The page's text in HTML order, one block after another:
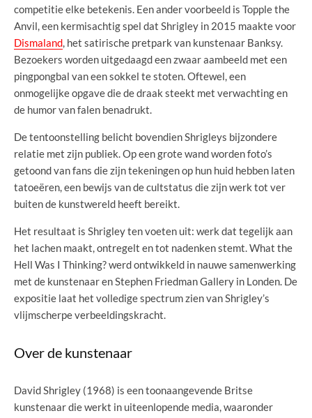
competitie elke betekenis. Een ander voorbeeld is Topple the
Anvil, een kermisachtig spel dat Shrigley in 2015 maakte voor
Dismaland, het satirische pretpark van kunstenaar Banksy.
Bezoekers worden uitgedaagd een zwaar aambeeld met een
pingpongbal van een sokkel te stoten. Oftewel, een
onmogelijke opgave die de draak steekt met verwachting en
de humor van falen benadrukt.
De tentoonstelling belicht bovendien Shrigleys bijzondere
relatie met zijn publiek. Op een grote wand worden foto’s
getoond van fans die zijn tekeningen op hun huid hebben laten
tatoeëren, een bewijs van de cultstatus die zijn werk tot ver
buiten de kunstwereld heeft bereikt.
Het resultaat is Shrigley ten voeten uit: werk dat tegelijk aan
het lachen maakt, ontregelt en tot nadenken stemt. What the
Hell Was I Thinking? werd ontwikkeld in nauwe samenwerking
met de kunstenaar en Stephen Friedman Gallery in Londen. De
expositie laat het volledige spectrum zien van Shrigley’s
vlijmscherpe verbeeldingskracht.
Over de kunstenaar
David Shrigley (1968) is een toonaangevende Britse
kunstenaar die werkt in uiteenlopende media, waaronder